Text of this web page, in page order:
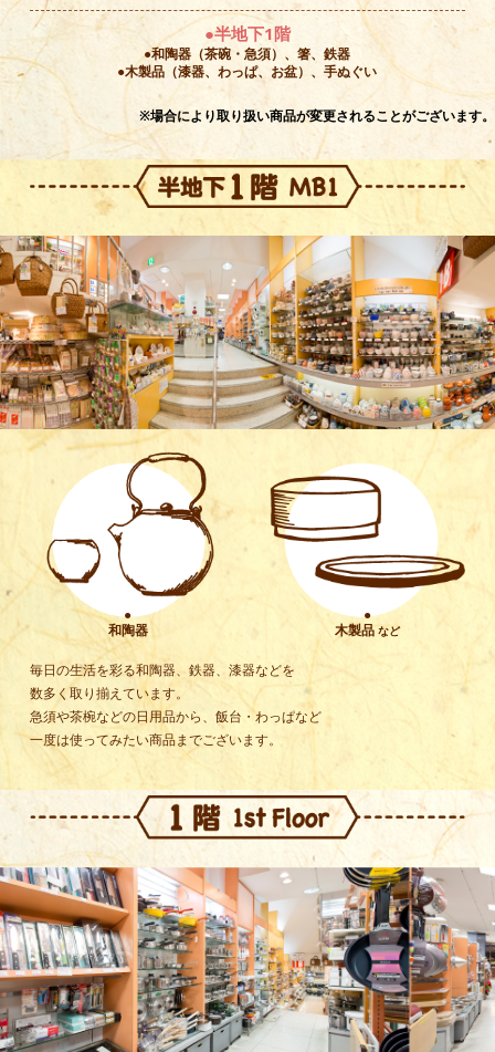
●半地下1階
●和陶器（茶碗・急須）、箸、鉄器
●木製品（漆器、わっぱ、お盆）、手ぬぐい
※場合により取り扱い商品が変更されることがございます。
●
和陶器
●
木製品など
毎日の生活を彩る和陶器、鉄器、漆器などを
数多く取り揃えています。
急須や茶椀などの日用品から、飯台・わっぱなど
一度は使ってみたい商品までございます。